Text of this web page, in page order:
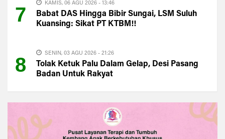
7
KAMIS, 06 AGU 2026 - 13:46
Babat DAS Hingga Bibir Sungai, LSM Suluh
Kuansing: Sikat PT KTBM!!
8
SENIN, 03 AGU 2026 - 21:26
Tolak Ketuk Palu Dalam Gelap, Desi Pasang
Badan Untuk Rakyat